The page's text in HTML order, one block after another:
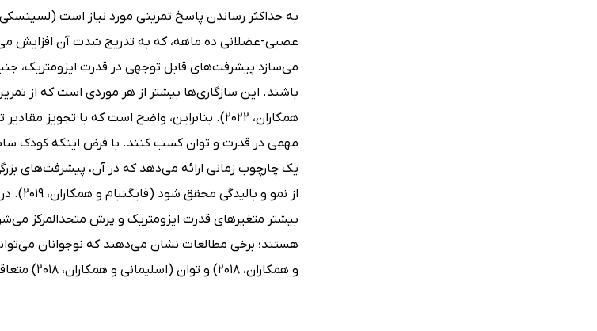
عصبی-عضلانی ده ماهه، که به تدریج شدت آن افزایش
می‌سازد پیشرفت‌های قابل توجهی در قدرت
باشند. این سازگاری‌ها بیشتر از هر موردی است که از
همکاران، 2022). بنابراین، واضح است که با
مهمی در قدرت و توان کسب کنند. با فرض اینکه کودک
یک چارچوب زمانی ارائه می‌دهد که در آن، پیشرفت‌های
از
و همکاران، 2018) و توان (اسلیمانی و همکاران، 2018) متعاقب تمرینات مقاومتی داشته باشند.